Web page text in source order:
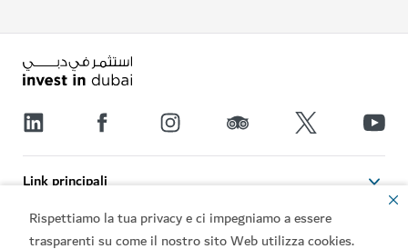
Rispettiamo la tua privacy e ci impegniamo a essere
trasparenti su come il nostro sito Web utilizza cookies.
Link principali
Contattateci